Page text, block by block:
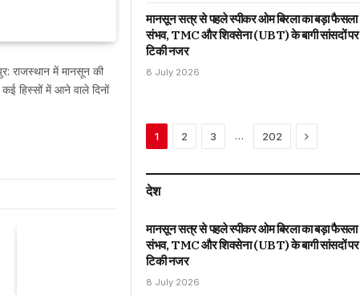
राजस्थान में मानसून की
हिस्सों में आने वाले दिनों
मानसून सत्र से पहले स्पीकर ओम बिरला का बड़ा फैसला
संभव, TMC और शिवसेना (UBT) के बागी सांसदों पर
टिकी नजर
8 July 2026
1 2 3 … 202 Next
देश
मानसून सत्र से पहले स्पीकर ओम बिरला का बड़ा फैसला
संभव, TMC और शिवसेना (UBT) के बागी सांसदों पर
टिकी नजर
8 July 2026